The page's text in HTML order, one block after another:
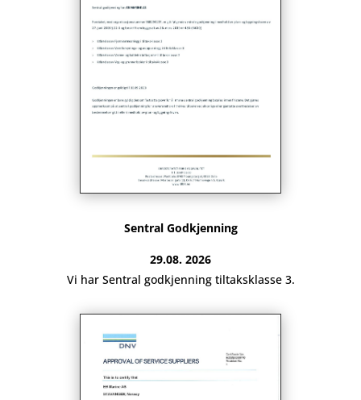
Sentral Godkjenning
29.08. 2026
Vi har Sentral godkjenning tiltaksklasse 3.